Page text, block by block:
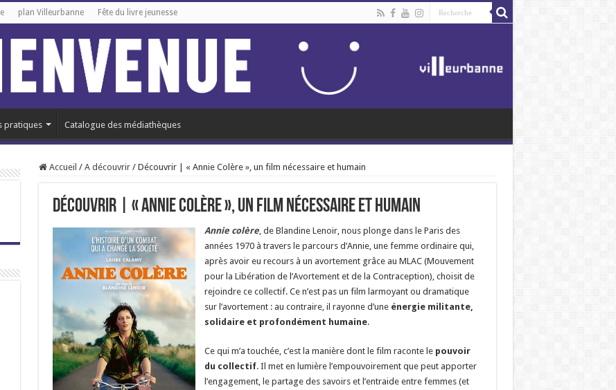
plan Villeurbanne Fête du livre jeunesse
pratiques Catalogue des médiathèques
Accueil / A découvrir / Découvrir | « Annie Colère », un film nécessaire et humain
Découvrir | « Annie Colère », un film nécessaire et humain
Annie colère, de Blandine Lenoir, nous plonge dans le Paris des
années 1970 à travers le parcours d’Annie, une femme ordinaire qui,
après avoir eu recours à un avortement grâce au MLAC (Mouvement
pour la Libération de l’Avortement et de la Contraception), choisit de
rejoindre ce collectif. Ce n’est pas un film larmoyant ou dramatique
sur l’avortement : au contraire, il rayonne d’une énergie militante,
solidaire et profondément humaine.
Ce qui m’a touchée, c’est la manière dont le film raconte le pouvoir
du collectif. Il met en lumière l’empouvoirement que peut apporter
l’engagement, le partage des savoirs et l’entraide entre femmes (et